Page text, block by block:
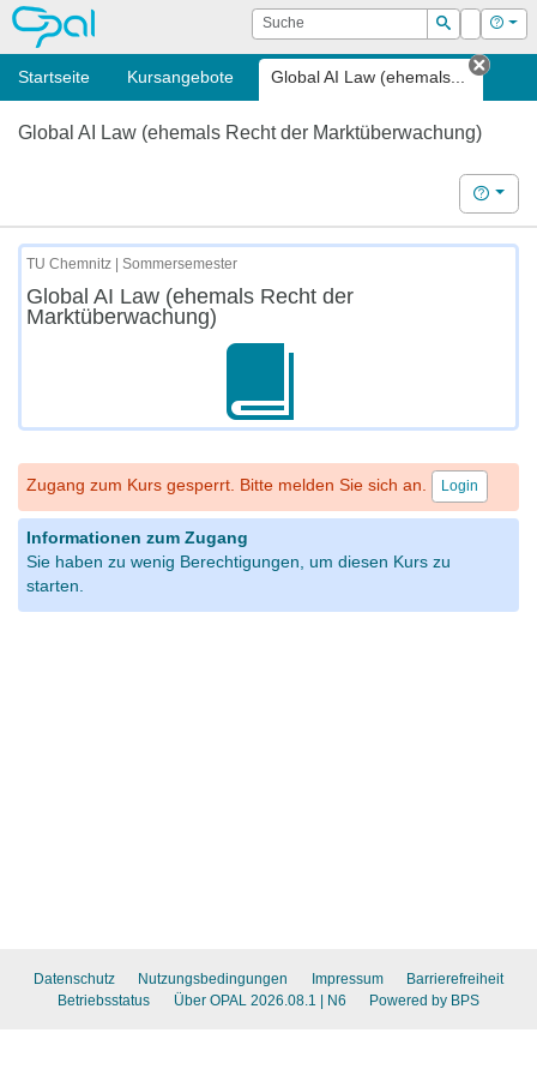
OPAL Suche
Suchen
Login Hilfe
Startseite Kursangebote Global AI Law (ehemals...
Tab
Global AI Law (ehemals Recht der Marktüberwachung)
Hilfe
TU Chemnitz | Sommersemester
Global AI Law (ehemals Recht der
Marktüberwachung)
Zugang zum Kurs gesperrt. Bitte melden Sie sich an. Login
Informationen zum Zugang
Sie haben zu wenig Berechtigungen, um diesen Kurs zu
starten.
Datenschutz Nutzungsbedingungen Impressum
Barrierefreiheit
Betriebsstatus
Über OPAL 2026.08.1 | N6 Powered by BPS